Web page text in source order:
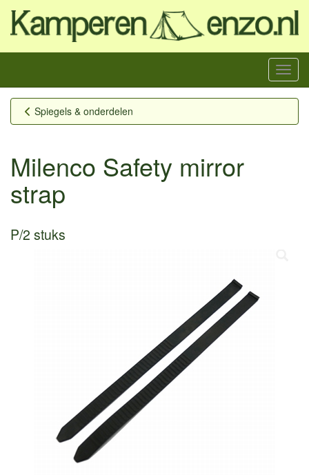
Menu
Spiegels & onderdelen
Milenco Safety mirror
strap
P/2 stuks